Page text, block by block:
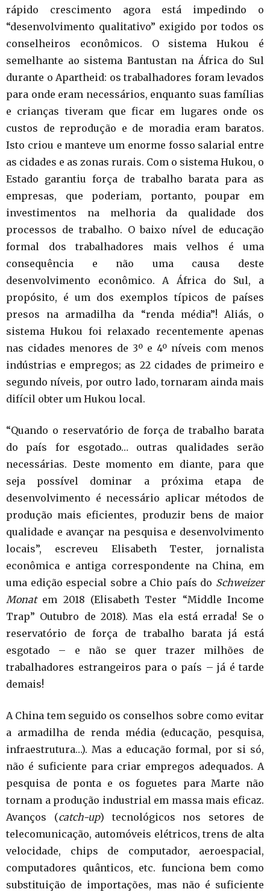
rápido crescimento agora está impedindo o
“desenvolvimento qualitativo” exigido por todos os
conselheiros econômicos. O sistema Hukou é
semelhante ao sistema Bantustan na África do Sul
durante o Apartheid: os trabalhadores foram levados
para onde eram necessários, enquanto suas famílias
e crianças tiveram que ficar em lugares onde os
custos de reprodução e de moradia eram baratos.
Isto criou e manteve um enorme fosso salarial entre
as cidades e as zonas rurais. Com o sistema Hukou, o
Estado garantiu força de trabalho barata para as
empresas, que poderiam, portanto, poupar em
investimentos na melhoria da qualidade dos
processos de trabalho. O baixo nível de educação
formal dos trabalhadores mais velhos é uma
consequência e não uma causa deste
desenvolvimento econômico. A África do Sul, a
propósito, é um dos exemplos típicos de países
presos na armadilha da “renda média”! Aliás, o
sistema Hukou foi relaxado recentemente apenas
nas cidades menores de 3º e 4º níveis com menos
indústrias e empregos; as 22 cidades de primeiro e
segundo níveis, por outro lado, tornaram ainda mais
difícil obter um Hukou local.
“Quando o reservatório de força de trabalho barata
do país for esgotado… outras qualidades serão
necessárias. Deste momento em diante, para que
seja possível dominar a próxima etapa de
desenvolvimento é necessário aplicar métodos de
produção mais eficientes, produzir bens de maior
qualidade e avançar na pesquisa e desenvolvimento
locais”, escreveu Elisabeth Tester, jornalista
econômica e antiga correspondente na China, em
uma edição especial sobre a Chio país do Schweizer
Monatem 2018 (Elisabeth Tester “Middle Income
Trap” Outubro de 2018). Mas ela está errada! Se o
reservatório de força de trabalho barata já está
esgotado – e não se quer trazer milhões de
trabalhadores estrangeiros para o país – já é tarde
demais!
A China tem seguido os conselhos sobre como evitar
a armadilha de renda média (educação, pesquisa,
infraestrutura…). Mas a educação formal, por si só,
não é suficiente para criar empregos adequados. A
pesquisa de ponta e os foguetes para Marte não
tornam a produção industrial em massa mais eficaz.
Avanços (catch-up) tecnológicos nos setores de
telecomunicação, automóveis elétricos, trens de alta
velocidade, chips de computador, aeroespacial,
computadores quânticos, etc. funciona bem como
substituição de importações, mas não é suficiente